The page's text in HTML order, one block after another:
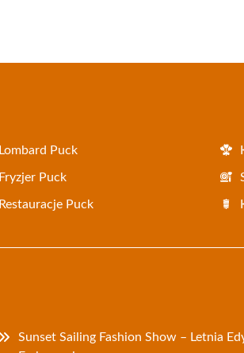
Lombard Puck
Fryzjer Puck
Restauracje Puck
Sunset Sailing Fashion Show – Letnia